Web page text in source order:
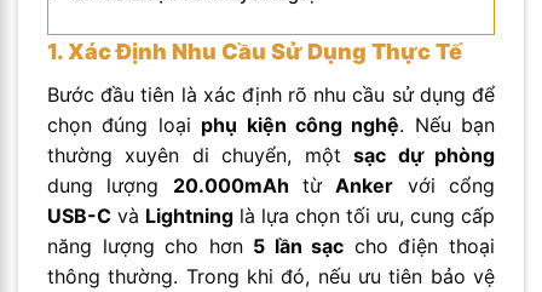
1. Xác Định Nhu Cầu Sử Dụng Thực Tế
Bước đầu tiên là xác định rõ nhu cầu sử dụng để
chọn đúng loại phụ kiện công nghệ. Nếu bạn
thường xuyên di chuyển, mộtsạc dự phòng
dung lượng 20.000mAh từAnker với cổng
USB-C và Lightning là lựa chọn tối ưu, cung cấp
năng lượng cho hơn 5 lần sạc cho điện thoại
thông thường. Trong khi đó, nếu ưu tiên bảo vệ